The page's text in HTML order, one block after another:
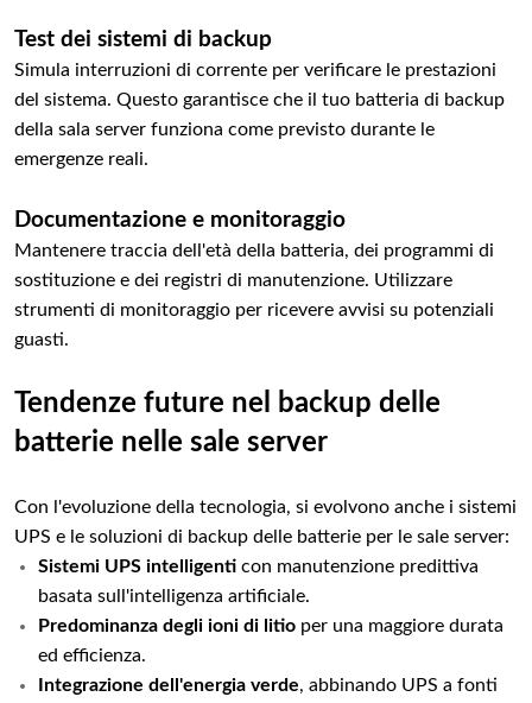
Test dei sistemi di backup
Simula interruzioni di corrente per verificare le prestazioni
del sistema. Questo garantisce che il tuo batteria di backup
della sala server funziona come previsto durante le
emergenze reali.
Documentazione e monitoraggio
Mantenere traccia dell'età della batteria, dei programmi di
sostituzione e dei registri di manutenzione. Utilizzare
strumenti di monitoraggio per ricevere avvisi su potenziali
guasti.
Tendenze future nel backup delle
batterie nelle sale server
Con l'evoluzione della tecnologia, si evolvono anche i sistemi
UPS e le soluzioni di backup delle batterie per le sale server:
Sistemi UPS intelligenti con manutenzione predittiva
basata sull'intelligenza artificiale.
Predominanza degli ioni di litio per una maggiore durata
ed efficienza.
Integrazione dell'energia verde, abbinando UPS a fonti